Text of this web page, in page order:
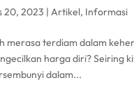
20, 2023 |Artikel, Informasi
merasa terdiam dalam
harga diri? Seiring
dalam...